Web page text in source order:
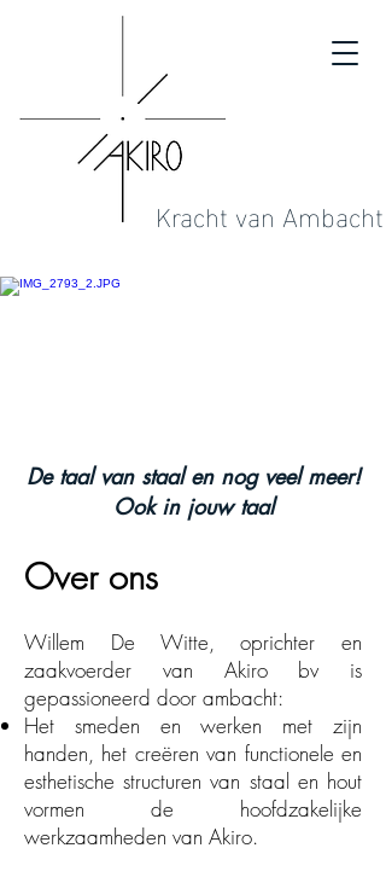
Kracht van Ambacht
De taal van staal en nog veel meer!
Ook in jouw taal
Over ons
Willem De Witte, oprichter en
zaakvoerder van Akiro bv is
gepassioneerd door ambacht:
Het smeden en werken met zijn
handen, het creëren van functionele en
esthetische structuren van staal en hout
vormen de hoofdzakelijke
werkzaamheden van Akiro.